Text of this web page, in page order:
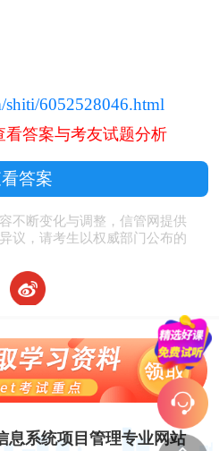
6052528046.html
答案与考友试题分析
答案
不断变化与调整，信管网提供
议，请考生以权威部门公布的
息系统项目管理专业网站